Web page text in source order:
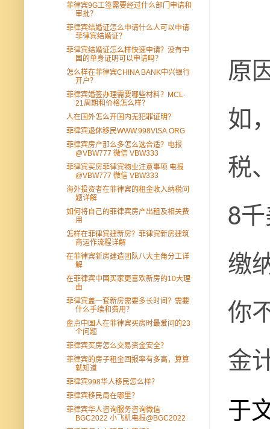
原
如
税
8
缴
你
金
于
菲律宾9G工签需要经过什么部门申请和
审批？
菲律宾结婚证怎么申请什么人可以申请
菲律宾结婚证？
菲律宾结婚证怎么样快速申请？没有中
国的单身证明可以申请吗？
怎么样在菲律宾CHINA BANK中兴银行
开户？
菲律宾婚签办理需要哪些材料？MCL-
21周期和价格怎么样？
人在国外怎么开国内无犯罪证明？
菲律宾退休移民WWW.998VISA.ORG
菲律宾房产那么多怎么选合适？电报
@VBW777 微信 VBW333
菲律宾买房菲律宾物业注意事项 电报
@VBW777 微信 VBW333
海外投资者在菲律宾的租金收入纳税问
题详解
如何将自己的菲律宾房产出租及相关费
用
怎样在菲律宾建新房？菲律宾新房建筑
商运作流程详解
在菲律宾新房建造团队八大主角分工详
解
在菲律宾中国买家更喜欢新房的10大理
由
菲律宾盖一套新房需要多长时间？需要
什么手续和费用？
盘点中国人在菲律宾买房时最爱问的23
个问题
菲律宾买房怎么交易资金安全？
菲律宾的房子租金回报率有多高，算算
就知道
菲律宾998华人移民怎么样？
菲律宾移民局在哪里？
菲律宾华人咨询服务咨询微信
BGC2022 小飞机电报@BGC2022